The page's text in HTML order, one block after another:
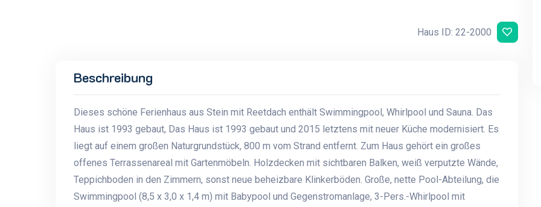
Haus ID: 22-2000
Beschreibung
Dieses schöne Ferienhaus aus Stein mit Reetdach enthält Swimmingpool, Whirlpool und Sauna. Das
Haus ist 1993 gebaut, Das Haus ist 1993 gebaut und 2015 letztens mit neuer Küche modernisiert. Es
liegt auf einem großen Naturgrundstück, 800 m vom Strand entfernt. Zum Haus gehört ein großes
offenes Terrassenareal mit Gartenmöbeln. Holzdecken mit sichtbaren Balken, weiß verputzte Wände,
Teppichboden in den Zimmern, sonst neue beheizbare Klinkerböden. Große, nette Pool-Abteilung, die
Swimmingpool (8,5 x 3,0 x 1,4 m) mit Babypool und Gegenstromanlage, 3-Pers.-Whirlpool mit